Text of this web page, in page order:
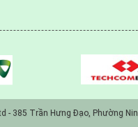
- 385 Trần Hưng Đạo, Phường